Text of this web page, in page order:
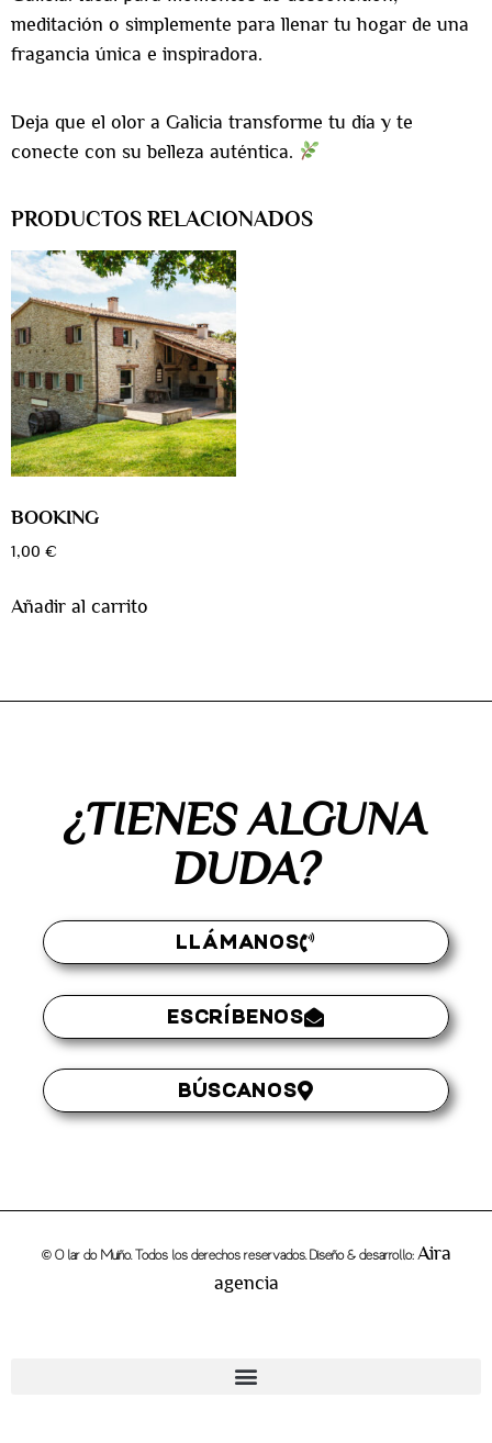
meditación o simplemente para llenar tu hogar de una
fragancia única e inspiradora.
Deja que el olor a Galicia transforme tu día y te
conecte con su belleza auténtica.
PRODUCTOS RELACIONADOS
BOOKING
1,00 €
Añadir al carrito
¿TIENES ALGUNA
DUDA?
LLÁMANOS
ESCRÍBENOS
BÚSCANOS
© O lar do Muiño. Todos los derechos reservados. Diseño & desarrollo: Aira
agencia